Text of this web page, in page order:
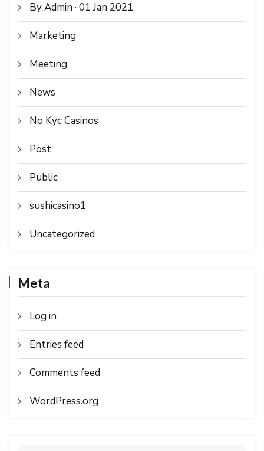
By Admin · 01 Jan 2021
Marketing
Meeting
News
No Kyc Casinos
Post
Public
sushicasino1
Uncategorized
Meta
Log in
Entries feed
Comments feed
WordPress.org